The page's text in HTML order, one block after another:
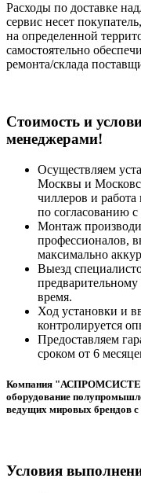
Расходы по доставке
сервис несет
на определенной
самостоятельно
ремонта/склада
Cтоимость и
менеджерами!
Осуществляем
Москвы и
чиллеров и
по согласованию
Монтаж
профессионалов,
максимально
Выезд
время.
Ход установки и
контролируется
Предоставляем
сроком от 6
Компания
оборудование
ведущих мировых брендов с
Условия